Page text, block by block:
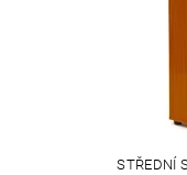
STŘEDNÍ